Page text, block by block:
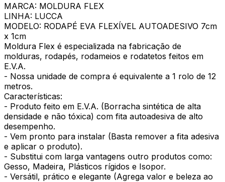
MARCA: MOLDURA FLEX
LINHA: LUCCA
MODELO: RODAPÉ EVA FLEXÍVEL AUTOADESIVO 7cm
x 1cm
Moldura Flex é especializada na fabricação de
molduras, rodapés, rodameios e rodatetos feitos em
E.V.A.
- Nossa unidade de compra é equivalente a 1 rolo de 12
metros.
Características:
- Produto feito em E.V.A. (Borracha sintética de alta
densidade e não tóxica) com fita autoadesiva de alto
desempenho.
- Vem pronto para instalar (Basta remover a fita adesiva
e aplicar o produto).
- Substitui com larga vantagens outro produtos como:
Gesso, Madeira, Plásticos rígidos e Isopor.
- Versátil, prático e elegante (Agrega valor e beleza ao